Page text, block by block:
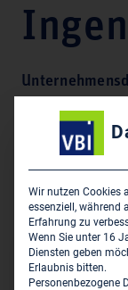
Hauptsitz
Wir nutzen Cookies
essenziell, während
Erfahrung zu
Wenn Sie unter 16
Diensten geben
Erlaubnis bitten.
Personenbezogene